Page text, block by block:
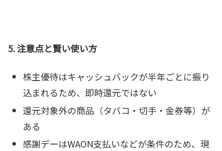
5. 注意点と賢い使い方
株主優待はキャッシュバックが半年ごとに振り
込まれるため、即時還元ではない
還元対象外の商品（タバコ・切手・金券等）が
ある
感謝デーはWAON支払いなどが条件のため、現